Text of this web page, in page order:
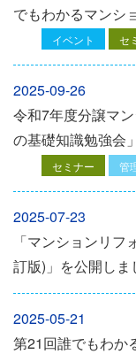
でもわかるマンシ
イベント セ
2025-09-26
令和7年度分譲マ
の基礎知識勉強会
セミナー 管
2025-07-23
「マンションリ
訂版)」を公開しま
2025-05-21
第21回誰でもわか